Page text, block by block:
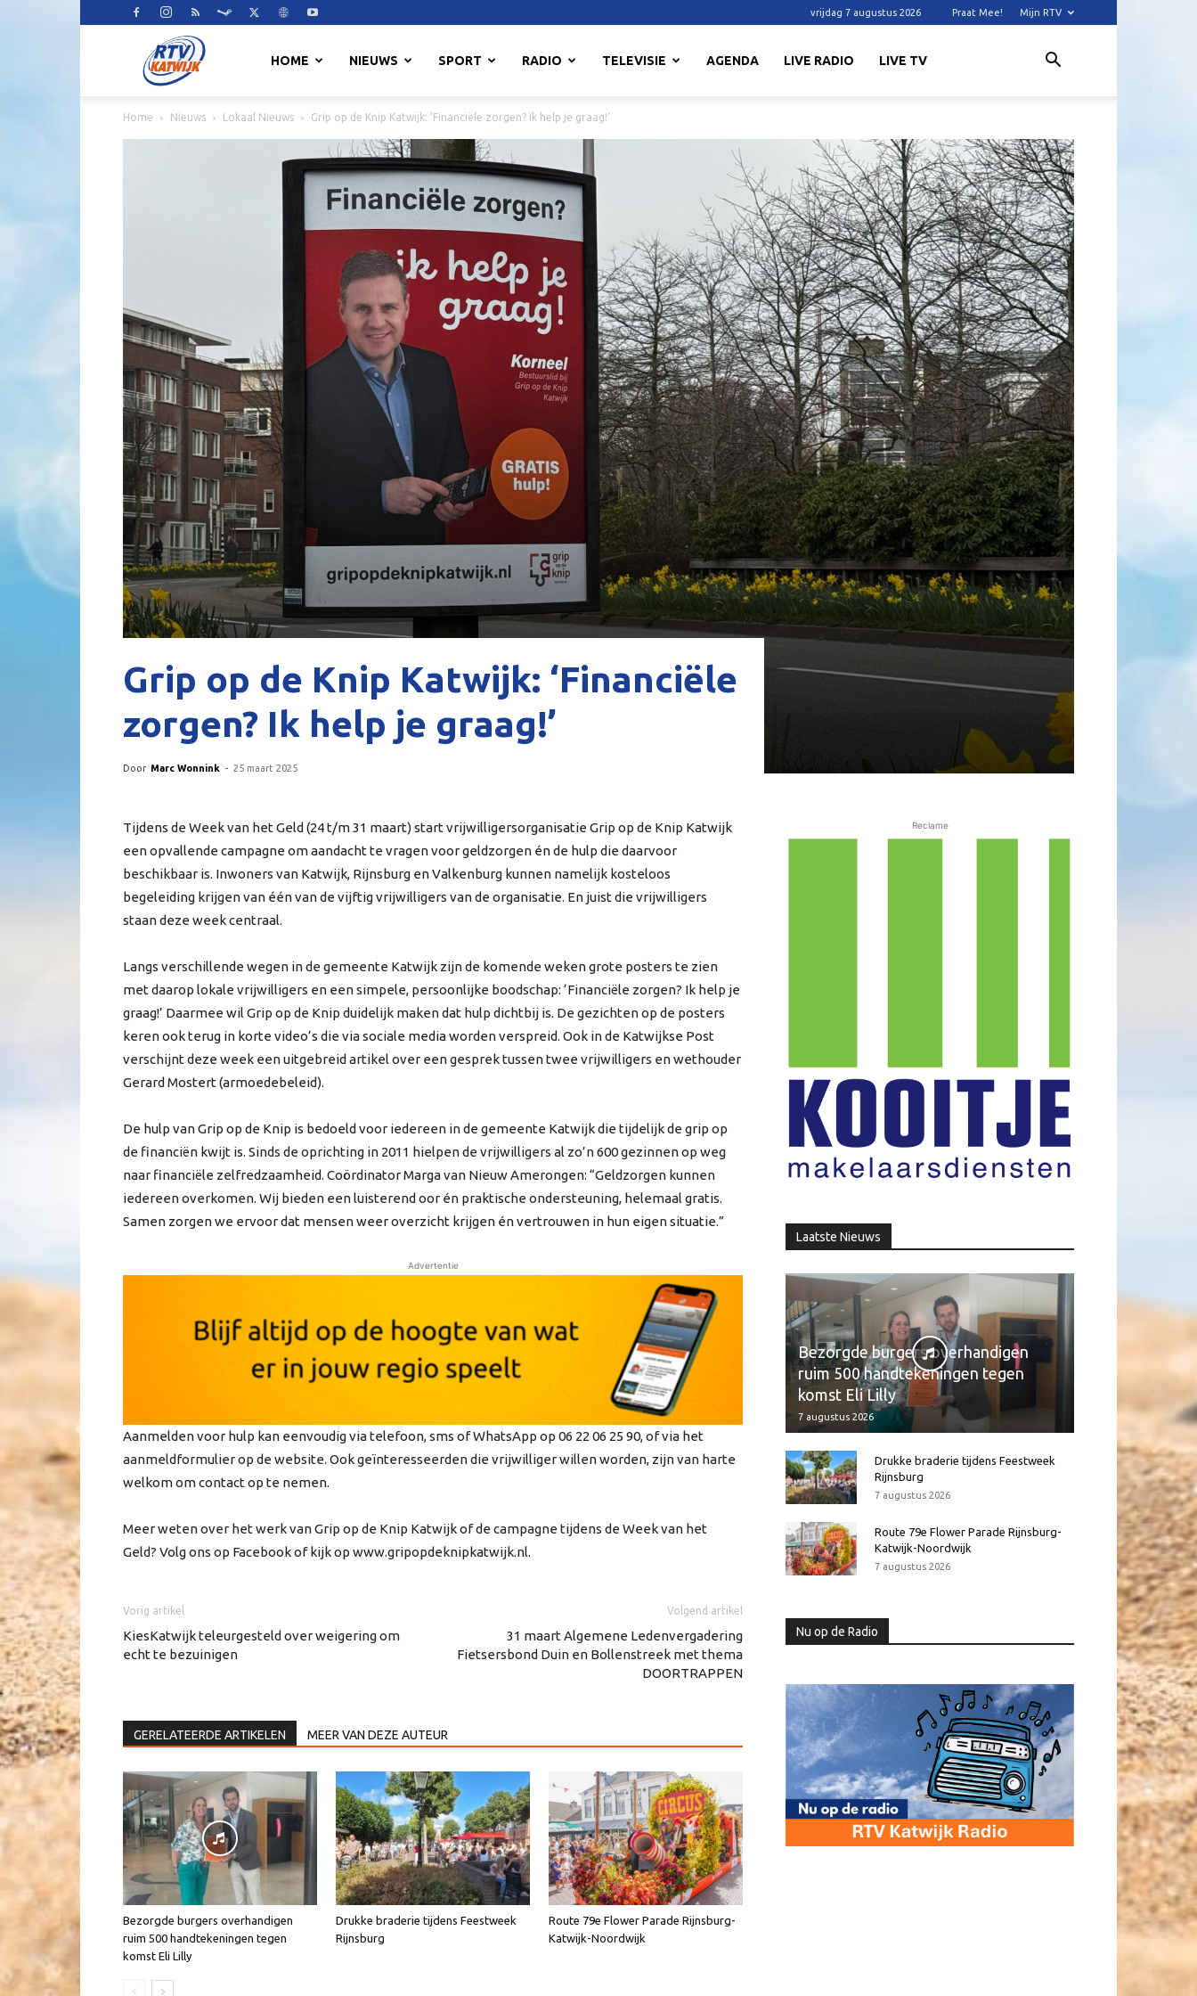
vrijdag 7 augustus 2026 Praat Mee! Mijn RTV
HOME NIEUWS SPORT RADIO TELEVISIE AGENDA LIVE RADIO LIVE TV
Home Nieuws Lokaal Nieuws Grip op de Knip Katwijk: ‘Financiële zorgen? Ik help je graag!’
Grip op de Knip Katwijk: ‘Financiële
zorgen? Ik help je graag!’
Door Marc Wonnink - 25 maart 2025
Tijdens de Week van het Geld (24 t/m 31 maart) start vrijwilligersorganisatie Grip op de Knip Katwijk
een opvallende campagne om aandacht te vragen voor geldzorgen én de hulp die daarvoor
beschikbaar is. Inwoners van Katwijk, Rijnsburg en Valkenburg kunnen namelijk kosteloos
begeleiding krijgen van één van de vijftig vrijwilligers van de organisatie. En juist die vrijwilligers
staan deze week centraal.
Langs verschillende wegen in de gemeente Katwijk zijn de komende weken grote posters te zien
met daarop lokale vrijwilligers en een simpele, persoonlijke boodschap: ‘Financiële zorgen? Ik help je
graag!’ Daarmee wil Grip op de Knip duidelijk maken dat hulp dichtbij is. De gezichten op de posters
keren ook terug in korte video’s die via sociale media worden verspreid. Ook in de Katwijkse Post
verschijnt deze week een uitgebreid artikel over een gesprek tussen twee vrijwilligers en wethouder
Gerard Mostert (armoedebeleid).
De hulp van Grip op de Knip is bedoeld voor iedereen in de gemeente Katwijk die tijdelijk de grip op
de financiën kwijt is. Sinds de oprichting in 2011 hielpen de vrijwilligers al zo’n 600 gezinnen op weg
naar financiële zelfredzaamheid. Coördinator Marga van Nieuw Amerongen: “Geldzorgen kunnen
iedereen overkomen. Wij bieden een luisterend oor én praktische ondersteuning, helemaal gratis.
Samen zorgen we ervoor dat mensen weer overzicht krijgen én vertrouwen in hun eigen situatie.”
Advertentie
Aanmelden voor hulp kan eenvoudig via telefoon, sms of WhatsApp op 06 22 06 25 90, of via het
aanmeldformulier op de website. Ook geïnteresseerden die vrijwilliger willen worden, zijn van harte
welkom om contact op te nemen.
Meer weten over het werk van Grip op de Knip Katwijk of de campagne tijdens de Week van het
Geld? Volg ons op Facebook of kijk op www.gripopdeknipkatwijk.nl.
Vorig artikel
KiesKatwijk teleurgesteld over weigering om
echt te bezuinigen
Volgend artikel
31 maart Algemene Ledenvergadering
Fietsersbond Duin en Bollenstreek met thema
DOORTRAPPEN
GERELATEERDE ARTIKELEN MEER VAN DEZE AUTEUR
Bezorgde burgers overhandigen
ruim 500 handtekeningen tegen
komst Eli Lilly
Drukke braderie tijdens Feestweek
Rijnsburg
Route 79e Flower Parade Rijnsburg-
Katwijk-Noordwijk
Reclame
Laatste Nieuws
Bezorgde burgers overhandigen
ruim 500 handtekeningen tegen
komst Eli Lilly
7 augustus 2026
Drukke braderie tijdens Feestweek
Rijnsburg
7 augustus 2026
Route 79e Flower Parade Rijnsburg-
Katwijk-Noordwijk
7 augustus 2026
Nu op de Radio